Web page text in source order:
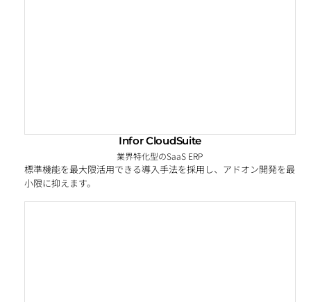
Infor CloudSuite
業界特化型のSaaS ERP
標準機能を最大限活用できる導入手法を採用し、アドオン開発を最
小限に抑えます。